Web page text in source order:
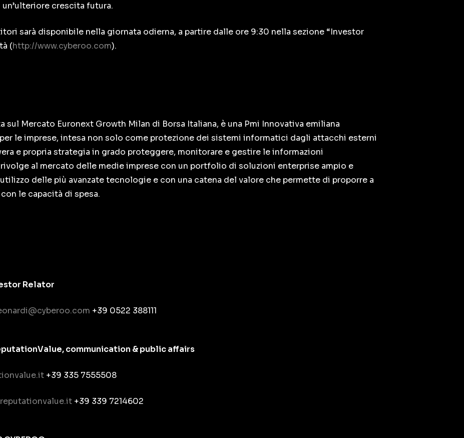
crescita futura.
sarà disponibile nella giornata odierna, a partire dalle ore 9:30 nella sezione “Investor
(http://www.cyberoo.com).
sul Mercato Euronext Growth Milan di Borsa Italiana, è una Pmi Innovativa emiliana
le imprese, intesa non solo come protezione dei sistemi informatici dagli attacchi esterni
e propria strategia in grado proteggere, monitorare e gestire le informazioni
rivolge al mercato delle medie imprese con un portfolio di soluzioni enterprise ampio e
delle più avanzate tecnologie e con una catena del valore che permette di proporre a
le capacità di spesa.
Relator
+39 0522 388111
communication & public affairs
+39 335 7555508
+39 339 7214602